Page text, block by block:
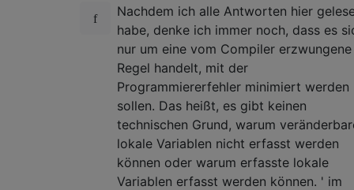
Nachdem ich alle Antworten hier
habe, denke ich immer noch, dass es
nur um eine vom Compiler erzwungene
Regel handelt, mit der
Programmiererfehler minimiert werden
sollen. Das heißt, es gibt keinen
technischen Grund, warum
lokale Variablen nicht erfasst werden
können oder warum erfasste lokale
Variablen erfasst werden können. ' im